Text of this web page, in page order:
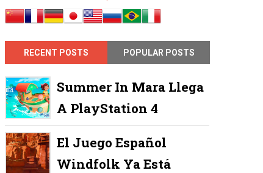
RECENT POSTS POPULAR POSTS
Summer In Mara Llega
A PlayStation 4
El Juego Español
Windfolk Ya Está